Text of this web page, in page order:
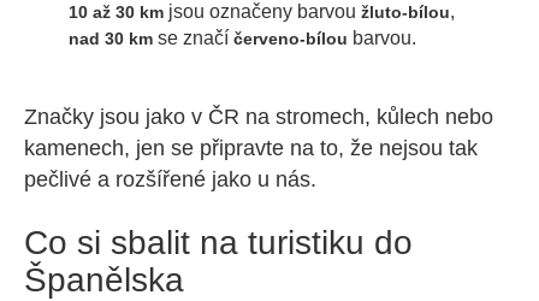
10 až 30 km jsou označeny barvou žluto-bílou,
nad 30 km se značí červeno-bílou barvou.
Značky jsou jako v ČR na stromech, kůlech nebo
kamenech, jen se připravte na to, že nejsou tak
pečlivé a rozšířené jako u nás.
Co si sbalit na turistiku do
Španělska